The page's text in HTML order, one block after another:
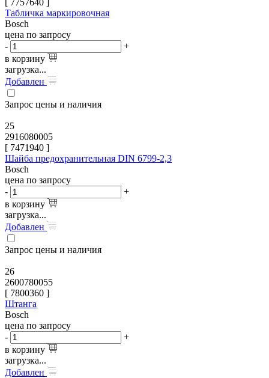
Табличка маркировочная
Bosch
цена по запросу
-
+
в корзину
загрузка...
Добавлен
Запрос цены и наличия
25
2916080005
[ 7471940 ]
Шайба предохранительная DIN 6799-2,3
Bosch
цена по запросу
-
+
в корзину
загрузка...
Добавлен
Запрос цены и наличия
26
2600780055
[ 7800360 ]
Штанга
Bosch
цена по запросу
-
+
в корзину
загрузка...
Добавлен